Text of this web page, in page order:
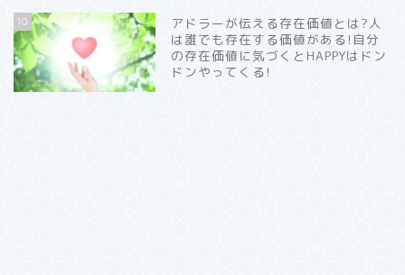
10
アドラーが伝える存在価値とは?人
は誰でも存在する価値がある!自分
の存在価値に気づくとHAPPYはドン
ドンやってくる!